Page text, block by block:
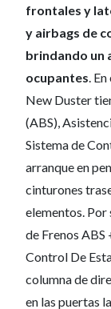
frontales y
y airbags de
brindando un
ocupantes.
New Duster
(ABS),
Sistema de
arranque en
cinturones
elementos. Por
de Frenos ABS
Control De
columna de
en las puertas